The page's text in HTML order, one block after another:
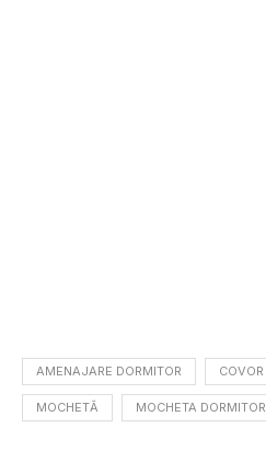
AMENAJARE DORMITOR COVOR
MOCHETĂ MOCHETA DORMITOR